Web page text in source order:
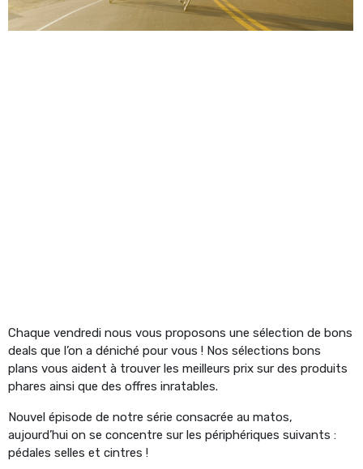
Chaque vendredi nous vous proposons une sélection de bons
deals que l’on a déniché pour vous ! Nos sélections bons
plans vous aident à trouver les meilleurs prix sur des produits
phares ainsi que des offres inratables.
Nouvel épisode de notre série consacrée au matos,
aujourd’hui on se concentre sur les périphériques suivants :
pédales selles et cintres !